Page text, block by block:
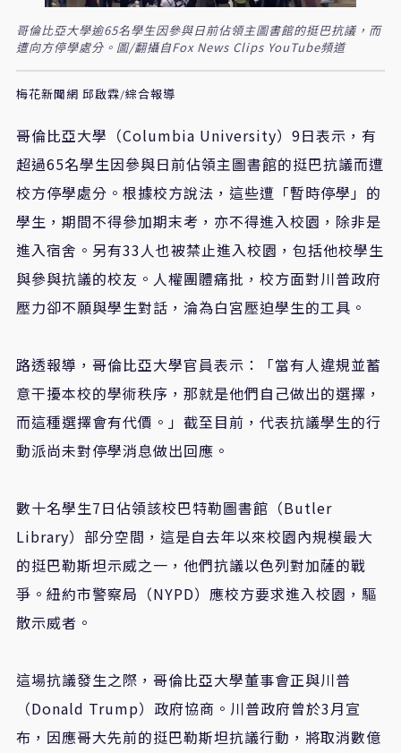
哥倫比亞大學逾65名學生因參與日前佔領主圖書館的挺巴抗議，而
遭向方停學處分。圖/翻攝自Fox News Clips YouTube頻道
梅花新聞網 邱啟霖/綜合報導
哥倫比亞大學（Columbia University）9日表示，有
超過65名學生因參與日前佔領主圖書館的挺巴抗議而遭
校方停學處分。根據校方說法，這些遭「暫時停學」的
學生，期間不得參加期末考，亦不得進入校園，除非是
進入宿舍。另有33人也被禁止進入校園，包括他校學生
與參與抗議的校友。人權團體痛批，校方面對川普政府
壓力卻不願與學生對話，淪為白宮壓迫學生的工具。
路透報導，哥倫比亞大學官員表示：「當有人違規並蓄
意干擾本校的學術秩序，那就是他們自己做出的選擇，
而這種選擇會有代價。」截至目前，代表抗議學生的行
動派尚未對停學消息做出回應。
數十名學生7日佔領該校巴特勒圖書館（Butler
Library）部分空間，這是自去年以來校園內規模最大
的挺巴勒斯坦示威之一，他們抗議以色列對加薩的戰
爭。紐約市警察局（NYPD）應校方要求進入校園，驅
散示威者。
這場抗議發生之際，哥倫比亞大學董事會正與川普
（Donald Trump）政府協商。川普政府曾於3月宣
布，因應哥大先前的挺巴勒斯坦抗議行動，將取消數億